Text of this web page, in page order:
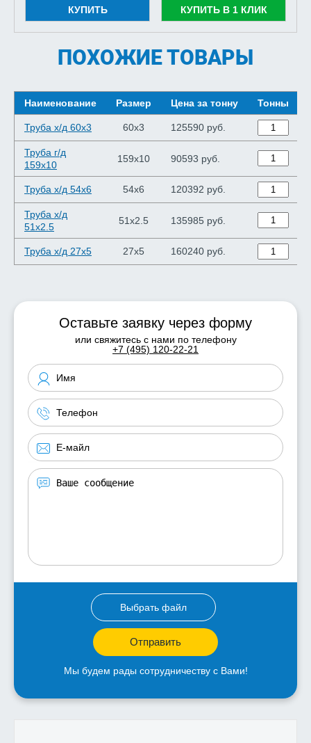
КУПИТЬ КУПИТЬ В 1 КЛИК
ПОХОЖИЕ ТОВАРЫ
Наименование Размер Цена за тонну Тонны
Труба х/д 60x3 60x3 125590 руб.
Труба г/д
159x10
159x10 90593 руб.
Труба х/д 54x6 54x6 120392 руб.
Труба х/д
51x2.5
51x2.5 135985 руб.
Труба х/д 27x5 27x5 160240 руб.
Оставьте заявку через форму
или свяжитесь с нами по телефону
+7 (495) 120-22-21
Выбрать файл
Отправить
Мы будем рады сотрудничеству с Вами!